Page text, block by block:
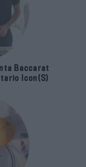
Baccarat
Icon(S)